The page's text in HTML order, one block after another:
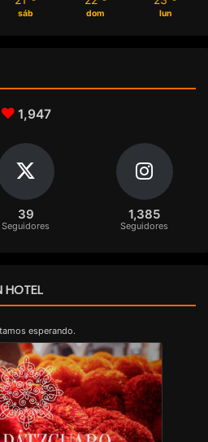
sáb dom lun
1,947
39
Seguidores
1,385
Seguidores
HOTEL
esperando.